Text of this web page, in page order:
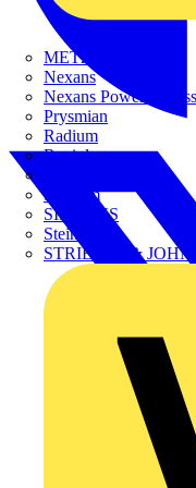
METZ CONNECT
Nexans
Nexans Power
Prysmian
Radium
Regiolux
Scireum
SIEMENS
Steinel
STRIEBEL & JOHN